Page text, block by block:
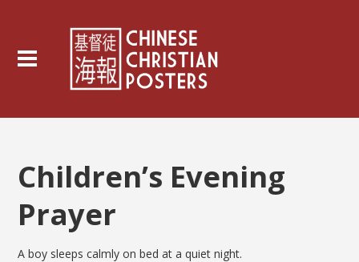
Children’s Evening
Prayer
A boy sleeps calmly on bed at a quiet night.